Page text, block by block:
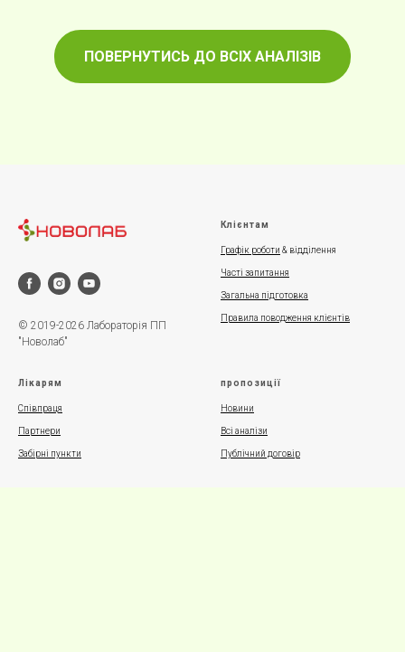
ПОВЕРНУТИСЬ ДО ВСІХ АНАЛІЗІВ
© 2019-2026 Лабораторія ПП
"Новолаб"
Клієнтам
Графік роботи & відділення
Часті запитання
Загальна підготовка
Правила поводження клієнтів
Лікарям
Співпраця
Партнери
Забірні пункти
пропозиції
Новини
Всі аналізи
Публічний договір